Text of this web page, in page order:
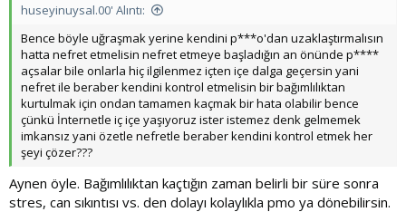
huseyinuysal.00' Alıntı:
Bence böyle uğraşmak yerine kendini p***o'dan uzaklaştırmalısın
hatta nefret etmelisin nefret etmeye başladığın an önünde p****
açsalar bile onlarla hiç ilgilenmez içten içe dalga geçersin yani
nefret ile beraber kendini kontrol etmelisin bir bağımlılıktan
kurtulmak için ondan tamamen kaçmak bir hata olabilir bence
çünkü İnternetle iç içe yaşıyoruz ister istemez denk gelmemek
imkansız yani özetle nefretle beraber kendini kontrol etmek her
şeyi çözer???
Aynen öyle. Bağımlılıktan kaçtığın zaman belirli bir süre sonra
stres, can sıkıntısı vs. den dolayı kolaylıkla pmo ya dönebilirsin.